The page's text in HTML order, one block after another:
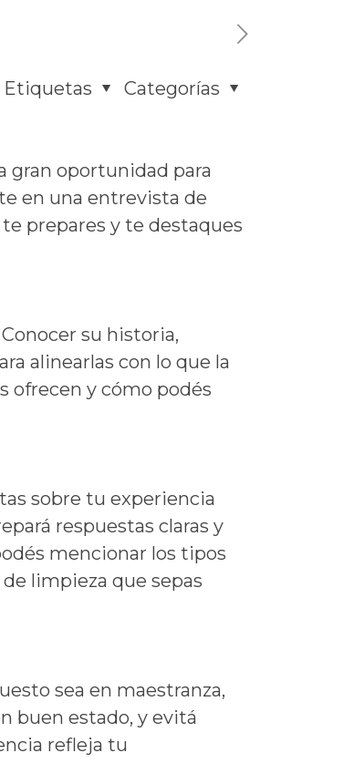
Categorías
Etiquetas
gran oportunidad para
en una entrevista de
prepares y te destaques
su historia,
alinearlas con lo que la
ofrecen y cómo podés
sobre tu experiencia
respuestas claras y
mencionar los tipos
limpieza que sepas
sea en maestranza,
buen estado, y evitá
refleja tu